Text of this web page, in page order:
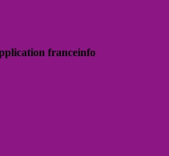
franceinfo